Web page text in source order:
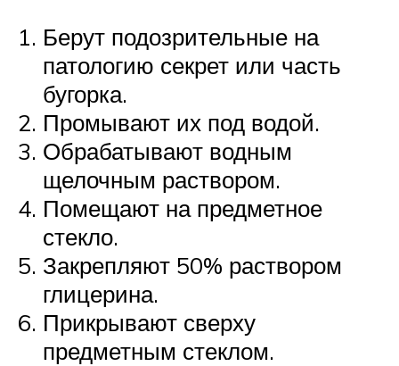
Берут подозрительные на
патологию секрет или часть
бугорка.
Промывают их под водой.
Обрабатывают водным
щелочным раствором.
Помещают на предметное
стекло.
Закрепляют 50% раствором
глицерина.
Прикрывают сверху
предметным стеклом.